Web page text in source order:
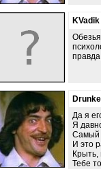
KVadik
Да я
Я
Самый
И это
Крыть,
Тебе